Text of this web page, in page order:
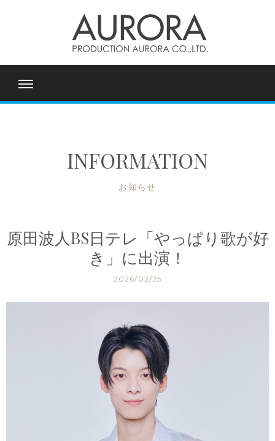
INFORMATION
お知らせ
原田波人BS日テレ「やっぱり歌が好
き」に出演！
2026/02/25